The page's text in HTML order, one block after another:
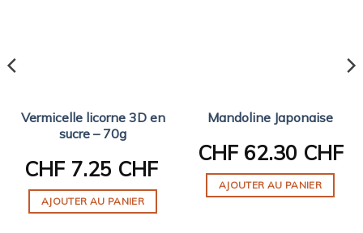
Vermicelle licorne 3D en
sucre – 70g
CHF7.25 CHF
AJOUTER AU PANIER
Mandoline Japonaise
CHF62.30 CHF
AJOUTER AU PANIER